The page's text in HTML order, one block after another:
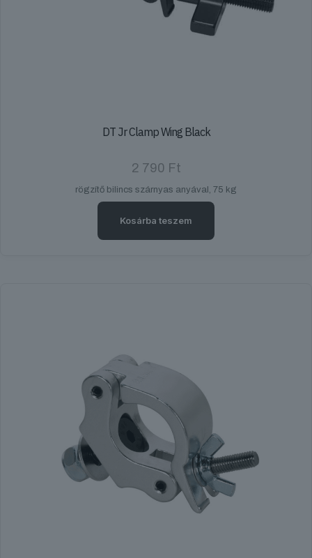
DT Jr Clamp Wing Black
2 790 Ft
rögzítő bilincs szárnyas anyával, 75 kg
Kosárba teszem